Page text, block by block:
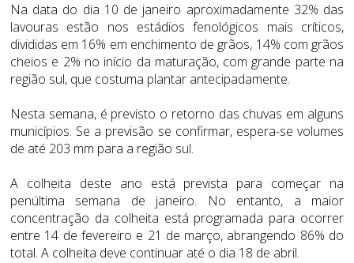
Na data do dia 10 de janeiro aproximadamente 32% das
lavouras estão nos estádios fenológicos mais críticos,
divididas em 16% em enchimento de grãos, 14% com grãos
cheios e 2% no início da maturação, com grande parte na
região sul, que costuma plantar antecipadamente.
Nesta semana, é previsto o retorno das chuvas em alguns
municípios. Se a previsão se confirmar, espera-se volumes
de até 203 mm para a região sul.
A colheita deste ano está prevista para começar na
penúltima semana de janeiro. No entanto, a maior
concentração da colheita está programada para ocorrer
entre 14 de fevereiro e 21 de março, abrangendo 86% do
total. A colheita deve continuar até o dia 18 de abril.